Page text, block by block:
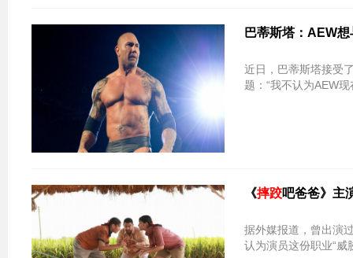
巴蒂斯塔：AEW
近日，巴蒂斯塔接受
题：“我不认为AEW
《摔跤吧爸爸》主
据外媒报道，曾出演
认为演员这份职业“威